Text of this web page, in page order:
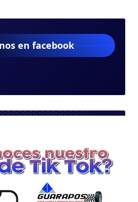
en facebook